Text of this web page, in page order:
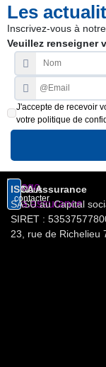
Les
Inscrivez-vous à
Veuillez renseigner
J'accepte de recevoir
votre politique de
Nous
contacter
ISCA Assurance
SASU au Capital
SIRET :
23, rue de Richelieu